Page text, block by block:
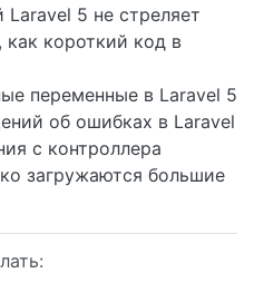
5 не стреляет
как короткий код в
переменные в Laravel 5
об ошибках в Laravel
с контроллера
загружаются большие